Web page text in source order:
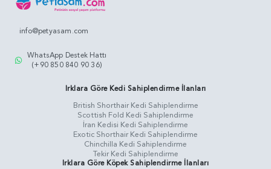
info@petyasam.com
WhatsApp Destek Hattı
(+90 850 840 90 36)
Irklara Göre Kedi Sahiplendirme İlanları
British Shorthair Kedi Sahiplendirme
Scottish Fold Kedi Sahiplendirme
İran Kedisi Kedi Sahiplendirme
Exotic Shorthair Kedi Sahiplendirme
Chinchilla Kedi Sahiplendirme
Tekir Kedi Sahiplendirme
Irklara Göre Köpek Sahiplendirme İlanları